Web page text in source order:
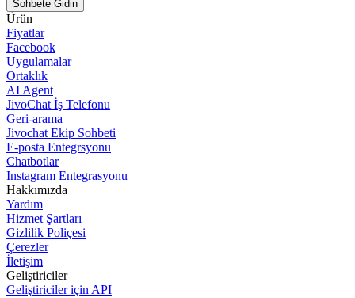
Sohbete Gidin
Ürün
Fiyatlar
Facebook
Uygulamalar
Ortaklık
AI Agent
JivoChat İş Telefonu
Geri-arama
Jivochat Ekip Sohbeti
E-posta Entegrsyonu
Chatbotlar
Instagram Entegrasyonu
Hakkımızda
Yardım
Hizmet Şartları
Gizlilik Poliçesi
Çerezler
İletişim
Geliştiriciler
Geliştiriciler için API